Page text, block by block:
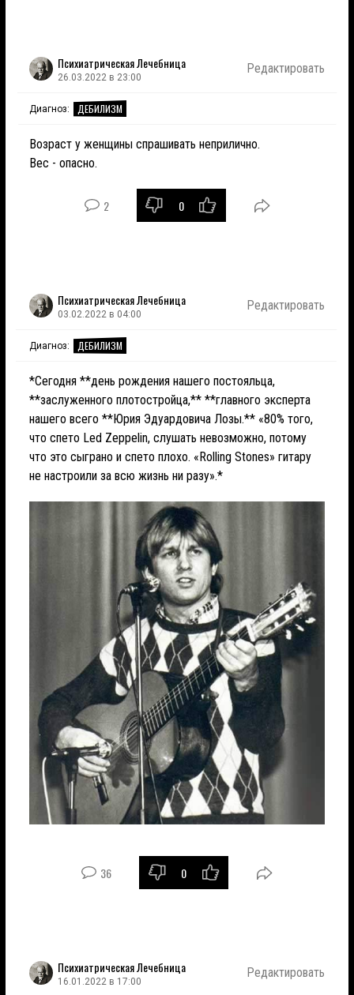
Психиатрическая Лечебница
26.03.2022 в 23:00
Редактировать
Диагноз: ДЕБИЛИЗМ
Возраст у женщины спрашивать неприлично.
Вес - опасно.
2 0
Психиатрическая Лечебница
03.02.2022 в 04:00
Редактировать
Диагноз: ДЕБИЛИЗМ
*Сегодня **день рождения нашего постояльца,
**заслуженного плотостройца,** **главного эксперта
нашего всего **Юрия Эдуардовича Лозы.** «80% того,
что спето Led Zeppelin, слушать невозможно, потому
что это сыграно и спето плохо. «Rolling Stones» гитару
не настроили за всю жизнь ни разу».*
36 0
Психиатрическая Лечебница
16.01.2022 в 17:00
Редактировать